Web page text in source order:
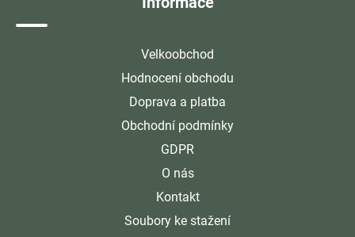
Velkoobchod
Hodnocení obchodu
Doprava a platba
Obchodní podmínky
GDPR
O nás
Kontakt
Soubory ke stažení